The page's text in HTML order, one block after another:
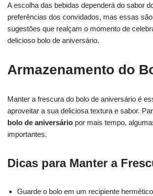
A escolha das bebidas dependerá do sabor
preferências dos convidados, mas essas
sugestões que realçam o momento de
delicioso bolo de aniversário.
Armazenamento do
Manter a frescura do bolo de aniversário é
aproveitar a sua deliciosa textura e sabor.
bolo de aniversário por mais tempo,
importantes.
Dicas para Manter a
Guarde o bolo em um recipiente